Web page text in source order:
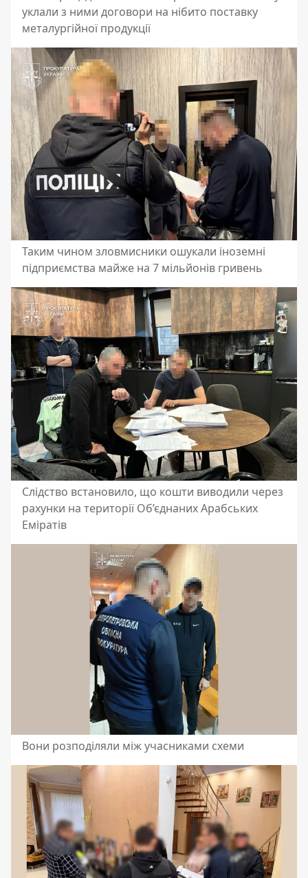
уклали з ними договори на нібито поставку
металургійної продукції
Таким чином зловмисники ошукали іноземні
підприємства майже на 7 мільйонів гривень
Слідство встановило, що кошти виводили через
рахунки на території Об’єднаних Арабських
Еміратів
Вони розподіляли між учасниками схеми